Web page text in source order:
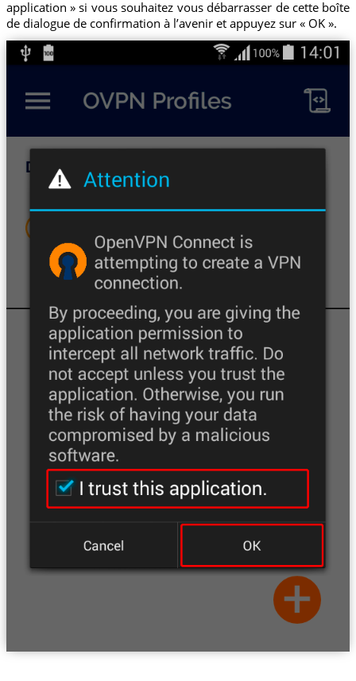
application » si vous souhaitez vous débarrasser de cette boîte
de dialogue de confirmation à l’avenir et appuyez sur « OK ».